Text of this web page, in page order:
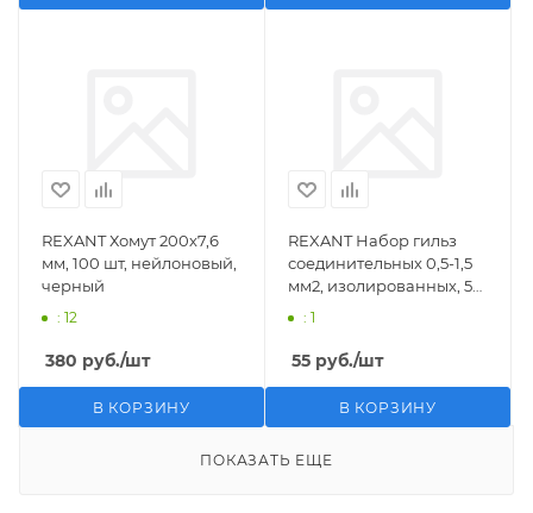
REXANT Хомут 200х7,6
мм, 100 шт, нейлоновый,
черный
: 12
380 руб./шт
В КОРЗИНУ
REXANT Набор гильз
соединительных 0,5-1,5
мм2, изолированных, 5
: 1
55 руб./шт
В КОРЗИНУ
ПОКАЗАТЬ ЕЩЕ